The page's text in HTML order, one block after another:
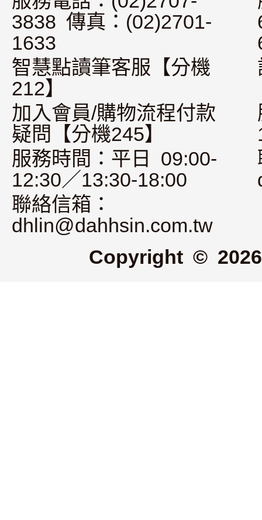
3838 傳真：(02)2701-
1633
智慧點讀筆客服【分機
212】
加入會員/購物流程付款
疑問【分機245】
服務時間：平日 09:00-
12:30／13:30-18:00
聯絡信箱：
dhlin@dahhsin.com.tw
Copyright ©